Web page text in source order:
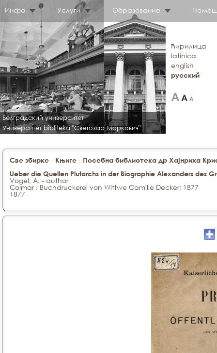
Инфо Услуги Образование
Белградский университет
Университет bibliteka "Светозар Маркович"
ћирилица
latinica
english
русский
Све збирке - Књиге - Посебна библиотека др Хајнриха
Ueber die Quellen Plutarchs in der Biographie Alexanders des
Vogel, A. - author
Colmar : Buchdruckerei von Wittwe Camille Decker; 1877
1877